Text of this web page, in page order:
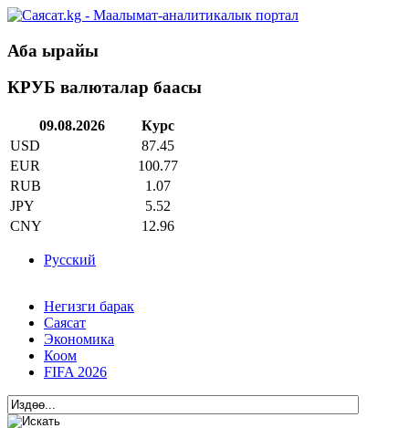
Аба ырайы
КРУБ валюталар баасы
09.08.2026
Курс
USD
87.45
EUR
100.77
RUB
1.07
JPY
5.52
CNY
12.96
Русский
Негизги барак
Саясат
Экономика
Коом
FIFA 2026